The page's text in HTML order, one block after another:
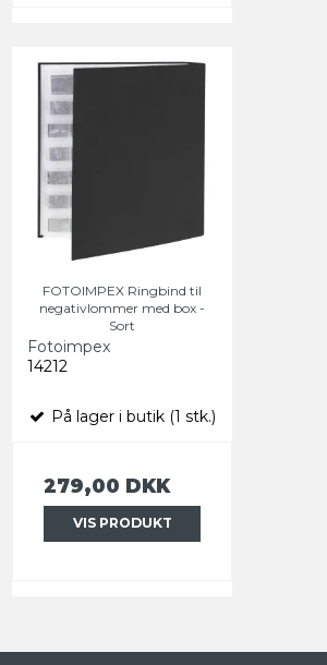
FOTOIMPEX Ringbind til
negativlommer med box -
Sort
Fotoimpex
14212
På lager i butik (1 stk.)
279,00 DKK
VIS PRODUKT